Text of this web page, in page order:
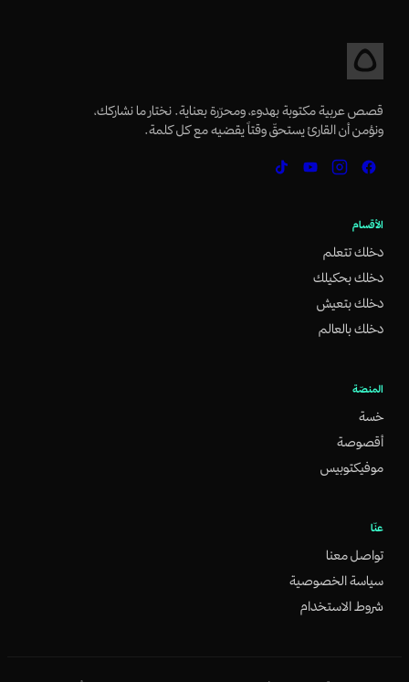
قصص عربية مكتوبة بهدوء، ومحرّرة بعناية. نختار ما نشاركك،
ونؤمن أن القارئ يستحقّ وقتاً يقضيه مع كل كلمة.
الأقسام
دخلك تتعلم
دخلك بحكيلك
دخلك بتعيش
دخلك بالعالم
المنصّة
خسة
أقصوصة
موفيكتوبيس
عنّا
تواصل معنا
سياسة الخصوصية
شروط الاستخدام